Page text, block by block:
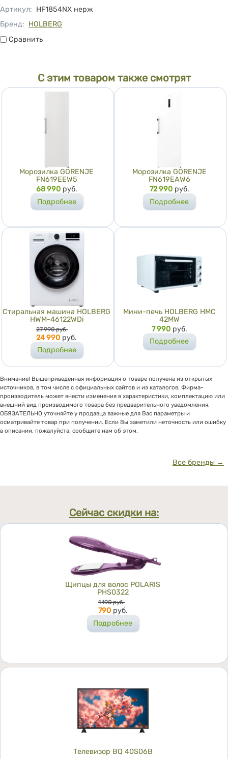
Артикул: HF1854NX нерж
Бренд: HOLBERG
СравнитьСравнить
С этим товаром также смотрят
Морозилка GORENJE
FN619EEW5
Цена
68 990 руб.
Подробнее
Морозилка GORENJE
FN619EAW6
Цена
72 990 руб.
Подробнее
Стиральная машина HOLBERG
HWM-46122WDi
Цена
27 990 руб.
24 990 руб.
Подробнее
Мини-печь HOLBERG HMC
42MW
Цена
7 990 руб.
Подробнее
Внимание! Вышеприведенная информация о товаре получена из открытых
источников, в том числе с официальных сайтов и из каталогов. Фирма-
производитель может внести изменения в характеристики, комплектацию или
внешний вид производимого товара без предварительного уведомления,
ОБЯЗАТЕЛЬНО уточняйте у продавца важные для Вас параметры и
осматривайте товар при получении. Если Вы заметили неточность или ошибку
в описании, пожалуйста, сообщите нам об этом.
Все бренды →
Сейчас скидки на:
Щипцы для волос POLARIS
PHS0322
Цена
1 190 руб.
790 руб.
Подробнее
Телевизор BQ 40S06B